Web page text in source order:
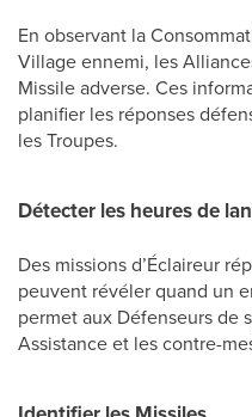
En observant la
Village ennemi, les
Missile adverse. Ces
planifier les réponses
les Troupes.
Détecter les heures de
Des missions d’Éclaireur
peuvent révéler quand un
permet aux Défenseurs de
Assistance et les contre-